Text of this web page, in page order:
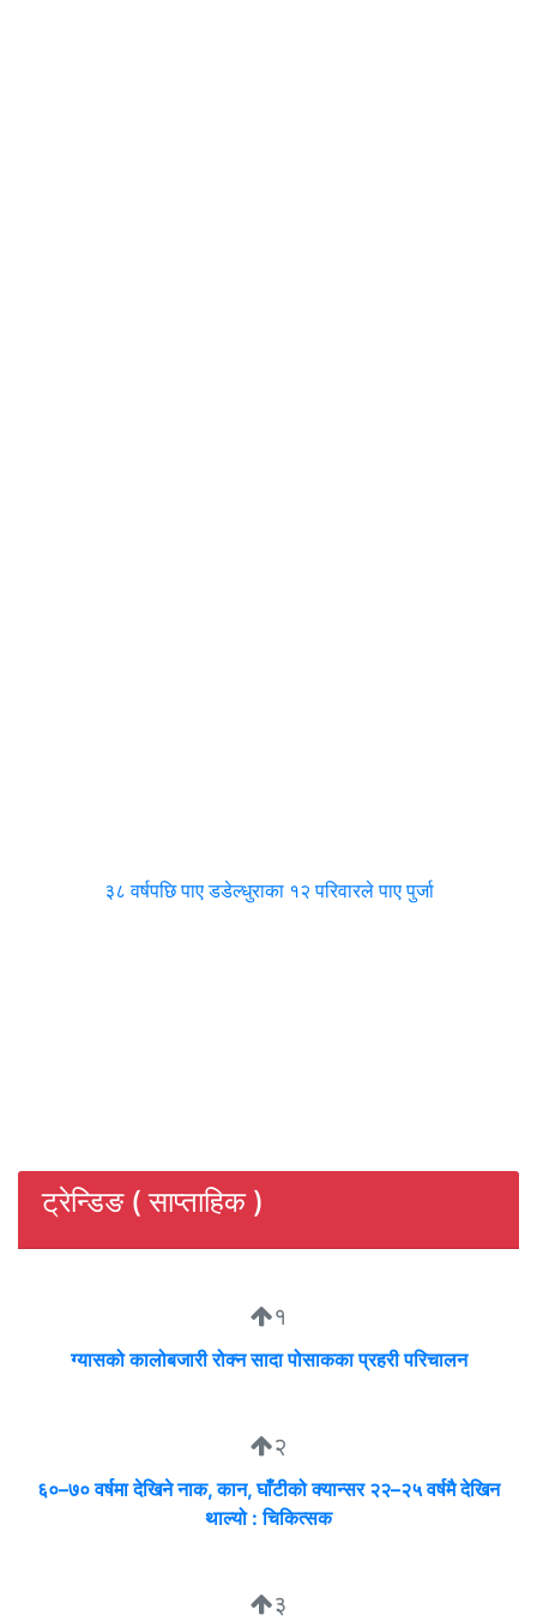
३८ वर्षपछि पाए डडेल्धुराका १२ परिवारले पाए पुर्जा
ट्रेन्डिङ ( साप्ताहिक )
१
ग्यासको कालोबजारी रोक्न सादा पोसाकका प्रहरी परिचालन
२
६०–७० वर्षमा देखिने नाक, कान, घाँटीको क्यान्सर २२–२५ वर्षमै देखिन
थाल्यो : चिकित्सक
३